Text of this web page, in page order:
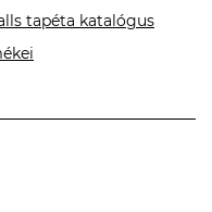
tapéta katalógus